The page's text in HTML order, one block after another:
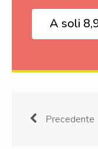
A soli
Precedente